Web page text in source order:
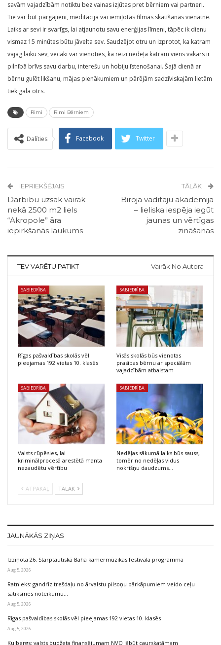
savām vajadzībām notiktu bez vainas izjūtas pret bērniem vai partneri.
Tie var būt pārgājieni, meditācija vai iemīļotās filmas skatīšanās vienatnē.
Laiks ar sevi ir svarīgs, lai atjaunotu savu enerģijas līmeni, tāpēc ik dienu
vismaz 15 minūtes būtu jāvelta sev. Saudzējot otru un izprotot, ka katram
vajag laiku sev, vecāki var vienoties, ka reizi nedēļā katram viens vakars ir
pilnībā brīvs savu darbu, interešu un hobiju īstenošanai. Šajā dienā ar
bērnu gulēt likšanu, mājas pienākumiem un pārējām sadzīviskajām lietām
tiek galā otrs.
Rimi Rimi Bērniem
Dalīties Facebook Twitter
IEPRIEKŠĒJAIS
Darbību uzsāk vairāk
nekā 2500 m2 liels
“Akropole” āra
iepirkšanās laukums
TĀLĀK
Biroja vadītāju akadēmija
– lieliska iespēja iegūt
jaunas un vērtīgas
zināšanas
TEV VARĒTU PATIKT Vairāk No Autora
SABIEDRĪBA
Rīgas pašvaldības skolās vēl
pieejamas 192 vietas 10. klasēs
SABIEDRĪBA
Visās skolās būs vienotas
prasības bērnu ar speciālām
vajadzībām atbalstam
SABIEDRĪBA
Valsts rūpēsies, lai
kriminālprocesā arestētā manta
nezaudētu vērtību
SABIEDRĪBA
Nedēļas sākumā laiks būs sauss,
tomēr no nedēļas vidus
nokrišņu daudzums…
ATPAKAĻ TĀLĀK
JAUNĀKĀS ZIŅAS
Izziņota 26. Starptautiskā Baha kamermūzikas festivāla programma
Aug 5, 2026
Ratnieks: gandrīz trešdaļu no ārvalstu pilsoņu pārkāpumiem veido ceļu
satiksmes noteikumu…
Aug 5, 2026
Rīgas pašvaldības skolās vēl pieejamas 192 vietas 10. klasēs
Aug 5, 2026
Kulbergs: valsts budžeta finansējumam NVO jābūt caurskatāmam